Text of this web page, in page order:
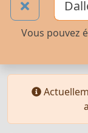
Vous pouvez